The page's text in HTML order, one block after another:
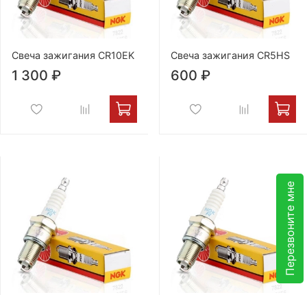
Перезвоните мне
Свеча зажигания CR10EK
1 300 ₽
Свеча зажигания CR5HS
600 ₽